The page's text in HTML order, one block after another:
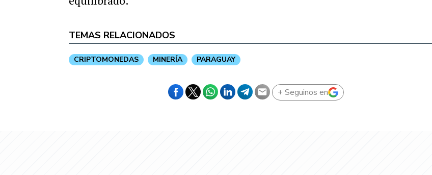
TEMAS RELACIONADOS
CRIPTOMONEDAS MINERÍA PARAGUAY
+ Seguinos en